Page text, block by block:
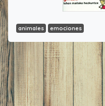
animales emociones